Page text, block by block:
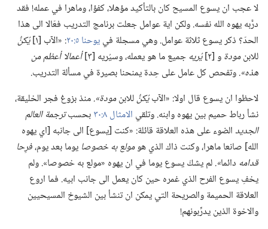
لا عجب ان يسوع المسيح كان بالتأكيد مؤهلا،‏ كفؤا،‏ وماهرا في عمله!‏ فقد
درَّبه يهوه الله نفسه.‏ ولكن اية عوامل جعلت برنامج التدريب فعّالا الى هذا
الحدّ؟‏ ذكر يسوع ثلاثة عوامل.‏ وهي مسجلة فييوحنا ٥:‏٢٠ ‏:‏ «الآب [١] يُكنُّ
للابنمودةو [٢] يُريهجميع ما هو يعمله،‏ وسيُريه [٣]
أعمالا أعظم من
هذه».‏وتفحص كل عامل على حِدة يمنحنا بصيرة في مسألة التدريب.‏
لاحظوا ان يسوع قال اولا:‏ «الآبيُكنُّللابنمودة».‏منذ بزوغ فجر الخليقة،‏
نشأ رباط حميم بين يهوه وابنه.‏ وتلقي الامثال ٨:‏٣٠ بحسبترجمة العالم
الجديد الضوء على هذه العلاقة قائلة:‏ «كنت [يسوع] الى جانبه [اي يهوه
الله] صانعا ماهرا،‏ وكنت ذاك الذي هومولع به خصوصا يوما بعد يوم،‏فرِحا
قدامه دائما‏».‏لم يشكّ يسوع يوما في ان يهوه «مولع به خصوصا».‏ ولم
يخفِ يسوع الفرح الذي غمره حين كان يعمل الى جانب ابيه.‏ فما اروع
العلاقة الحميمة والصريحة التي يمكن ان تنشأ بين الشيوخ المسيحيين
والاخوة الذين يدرِّبونهم!‏